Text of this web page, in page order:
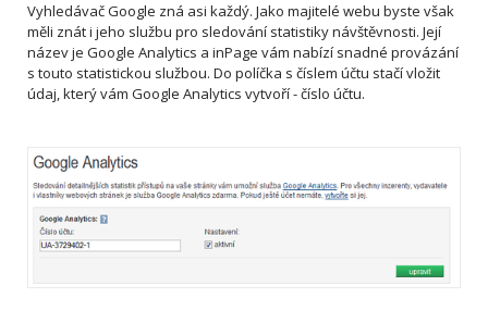
Vyhledávač Google zná asi každý. Jako majitelé webu byste však
měli znát i jeho službu pro sledování statistiky návštěvnosti. Její
název je Google Analytics a inPage vám nabízí snadné provázání
s touto statistickou službou. Do políčka s číslem účtu stačí vložit
údaj, který vám Google Analytics vytvoří - číslo účtu.